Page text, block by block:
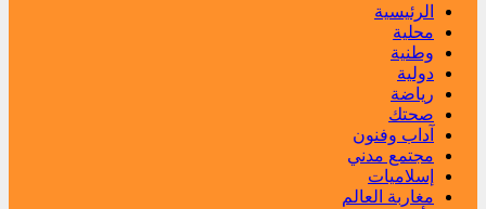
الرئيسية
محلية
وطنية
دولية
رياضة
صحتك
آداب وفنون
مجتمع مدني
إسلاميات
مغاربة العالم